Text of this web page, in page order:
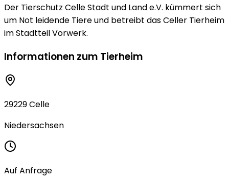
Der Tierschutz Celle Stadt und Land e.V. kümmert sich
um Not leidende Tiere und betreibt das Celler Tierheim
im Stadtteil Vorwerk.
Informationen zum Tierheim
29229 Celle
Niedersachsen
Auf Anfrage